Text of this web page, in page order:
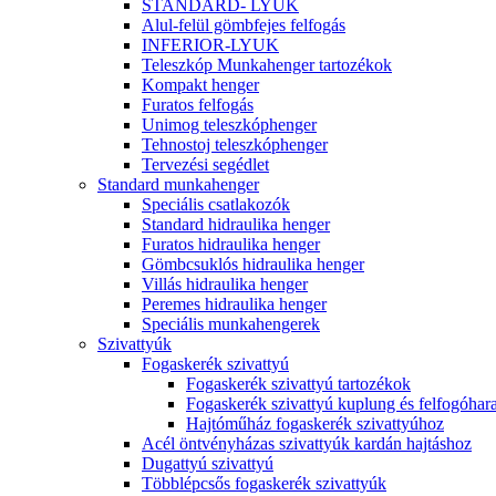
STANDARD- LYUK
Alul-felül gömbfejes felfogás
INFERIOR-LYUK
Teleszkóp Munkahenger tartozékok
Kompakt henger
Furatos felfogás
Unimog teleszkóphenger
Tehnostoj teleszkóphenger
Tervezési segédlet
Standard munkahenger
Speciális csatlakozók
Standard hidraulika henger
Furatos hidraulika henger
Gömbcsuklós hidraulika henger
Villás hidraulika henger
Peremes hidraulika henger
Speciális munkahengerek
Szivattyúk
Fogaskerék szivattyú
Fogaskerék szivattyú tartozékok
Fogaskerék szivattyú kuplung és
Hajtóműház fogaskerék szivattyúhoz
Acél öntvényházas szivattyúk kardán hajtáshoz
Dugattyú szivattyú
Többlépcsős fogaskerék szivattyúk